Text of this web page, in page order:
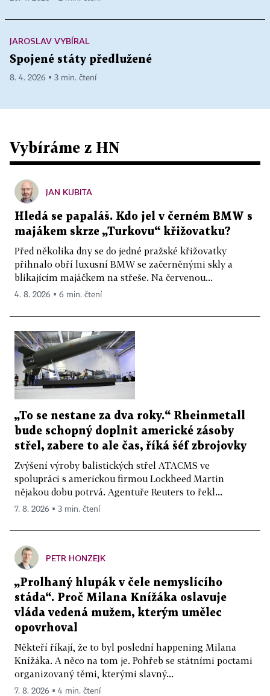
JAROSLAV VYBÍRAL
Spojené státy předlužené
8. 4. 2026 ▪ 3 min. čtení
Vybíráme z HN
JAN KUBITA
Hledá se papaláš. Kdo jel v černém BMW s
majákem skrze „Turkovu“ křižovatku?
Před několika dny se do jedné pražské křižovatky
přihnalo obří luxusní BMW se začerněnými skly a
blikajícím majáčkem na střeše. Na červenou...
4. 8. 2026 ▪ 6 min. čtení
„To se nestane za dva roky.“ Rheinmetall
bude schopný doplnit americké zásoby
střel, zabere to ale čas, říká šéf zbrojovky
Zvýšení výroby balistických střel ATACMS ve
spolupráci s americkou firmou Lockheed Martin
nějakou dobu potrvá. Agentuře Reuters to řekl...
7. 8. 2026 ▪ 3 min. čtení
PETR HONZEJK
„Prolhaný hlupák v čele nemyslícího
stáda“. Proč Milana Knížáka oslavuje
vláda vedená mužem, kterým umělec
opovrhoval
Někteří říkají, že to byl poslední happening Milana
Knížáka. A něco na tom je. Pohřeb se státními poctami
organizovaný těmi, kterými slavný...
7. 8. 2026 ▪ 4 min. čtení